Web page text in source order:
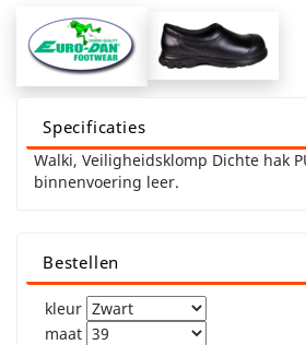
Specificaties
Walki, Veiligheidsklomp Dichte hak
binnenvoering leer.
Bestellen
kleur
maat